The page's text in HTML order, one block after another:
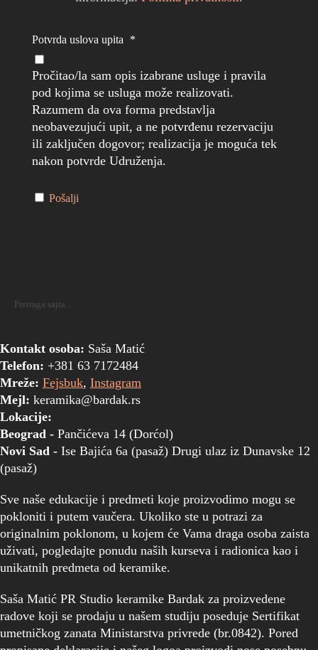
Potvrda uslova upita *
Pročitao/la sam opis izabrane usluge i pravila
pod kojima se usluga može realizovati.
Razumem da ova forma predstavlja
neobavezujući upit, a ne potvrđenu rezervaciju
ili zaključen dogovor; realizacija je moguća tek
nakon potvrde Udruženja.
Pošalji
Kontakt osoba: Saša Matić
Telefon: +381 63 7172484
Mreže: Fejsbuk, Instagram
Mejl: keramika@bardak.rs
Lokacije:
Beograd - Pančićeva 14 (Dorćol)
Novi Sad - Ise Bajića 6a (pasaž) Drugi ulaz iz Dunavske 12
(pasaž)
Sve naše edukacije i predmeti koje proizvodimo mogu se
pokloniti i putem vaučera. Ukoliko ste u potrazi za
originalnim poklonom, u kojem će Vama draga osoba zaista
uživati, pogledajte ponudu naših kurseva i radionica kao i
unikatnih predmeta od keramike.
Saša Matić PR Studio keramike Bardak za proizvedene
radove koji se prodaju u našem studiju poseduje Sertifikat
umetničkog zanata Ministarstva privrede (br.0842). Pored